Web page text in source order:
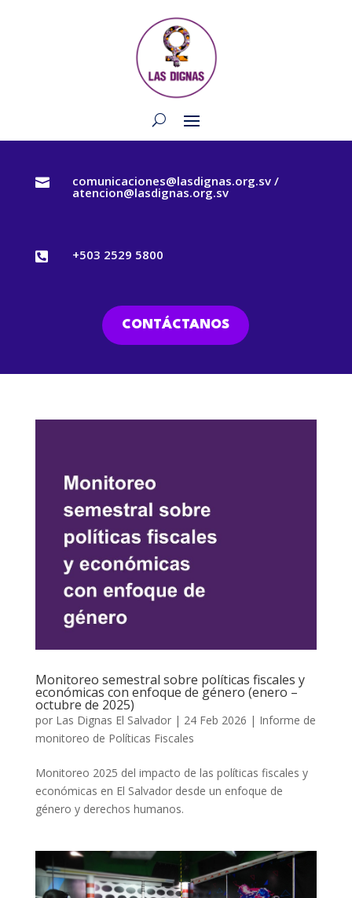
 comunicaciones@lasdignas.org.sv /
atencion@lasdignas.org.sv
 +503 2529 5800
CONTÁCTANOS
Monitoreo semestral sobre políticas fiscales y
económicas con enfoque de género (enero –
octubre de 2025)
por Las Dignas El Salvador| 24 Feb 2026 | Informe de
monitoreo de Políticas Fiscales
Monitoreo 2025 del impacto de las políticas fiscales y
económicas en El Salvador desde un enfoque de
género y derechos humanos.